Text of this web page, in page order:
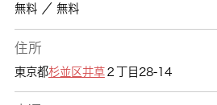
無料 ／ 無料
住所
東京都杉並区井草２丁目28-14